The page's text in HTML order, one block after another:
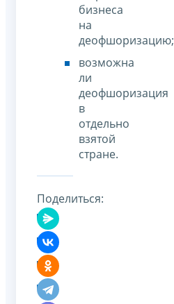
бизнеса
на
деофшоризацию;
возможна
ли
деофшоризация
в
отдельно
взятой
стране.
Поделиться: